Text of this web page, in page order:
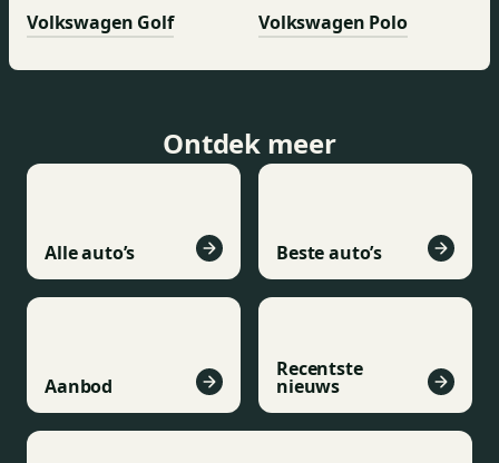
Volkswagen Golf
Volkswagen Polo
Ontdek meer
Alle auto’s Beste auto’s
Aanbod
Recentste
nieuws